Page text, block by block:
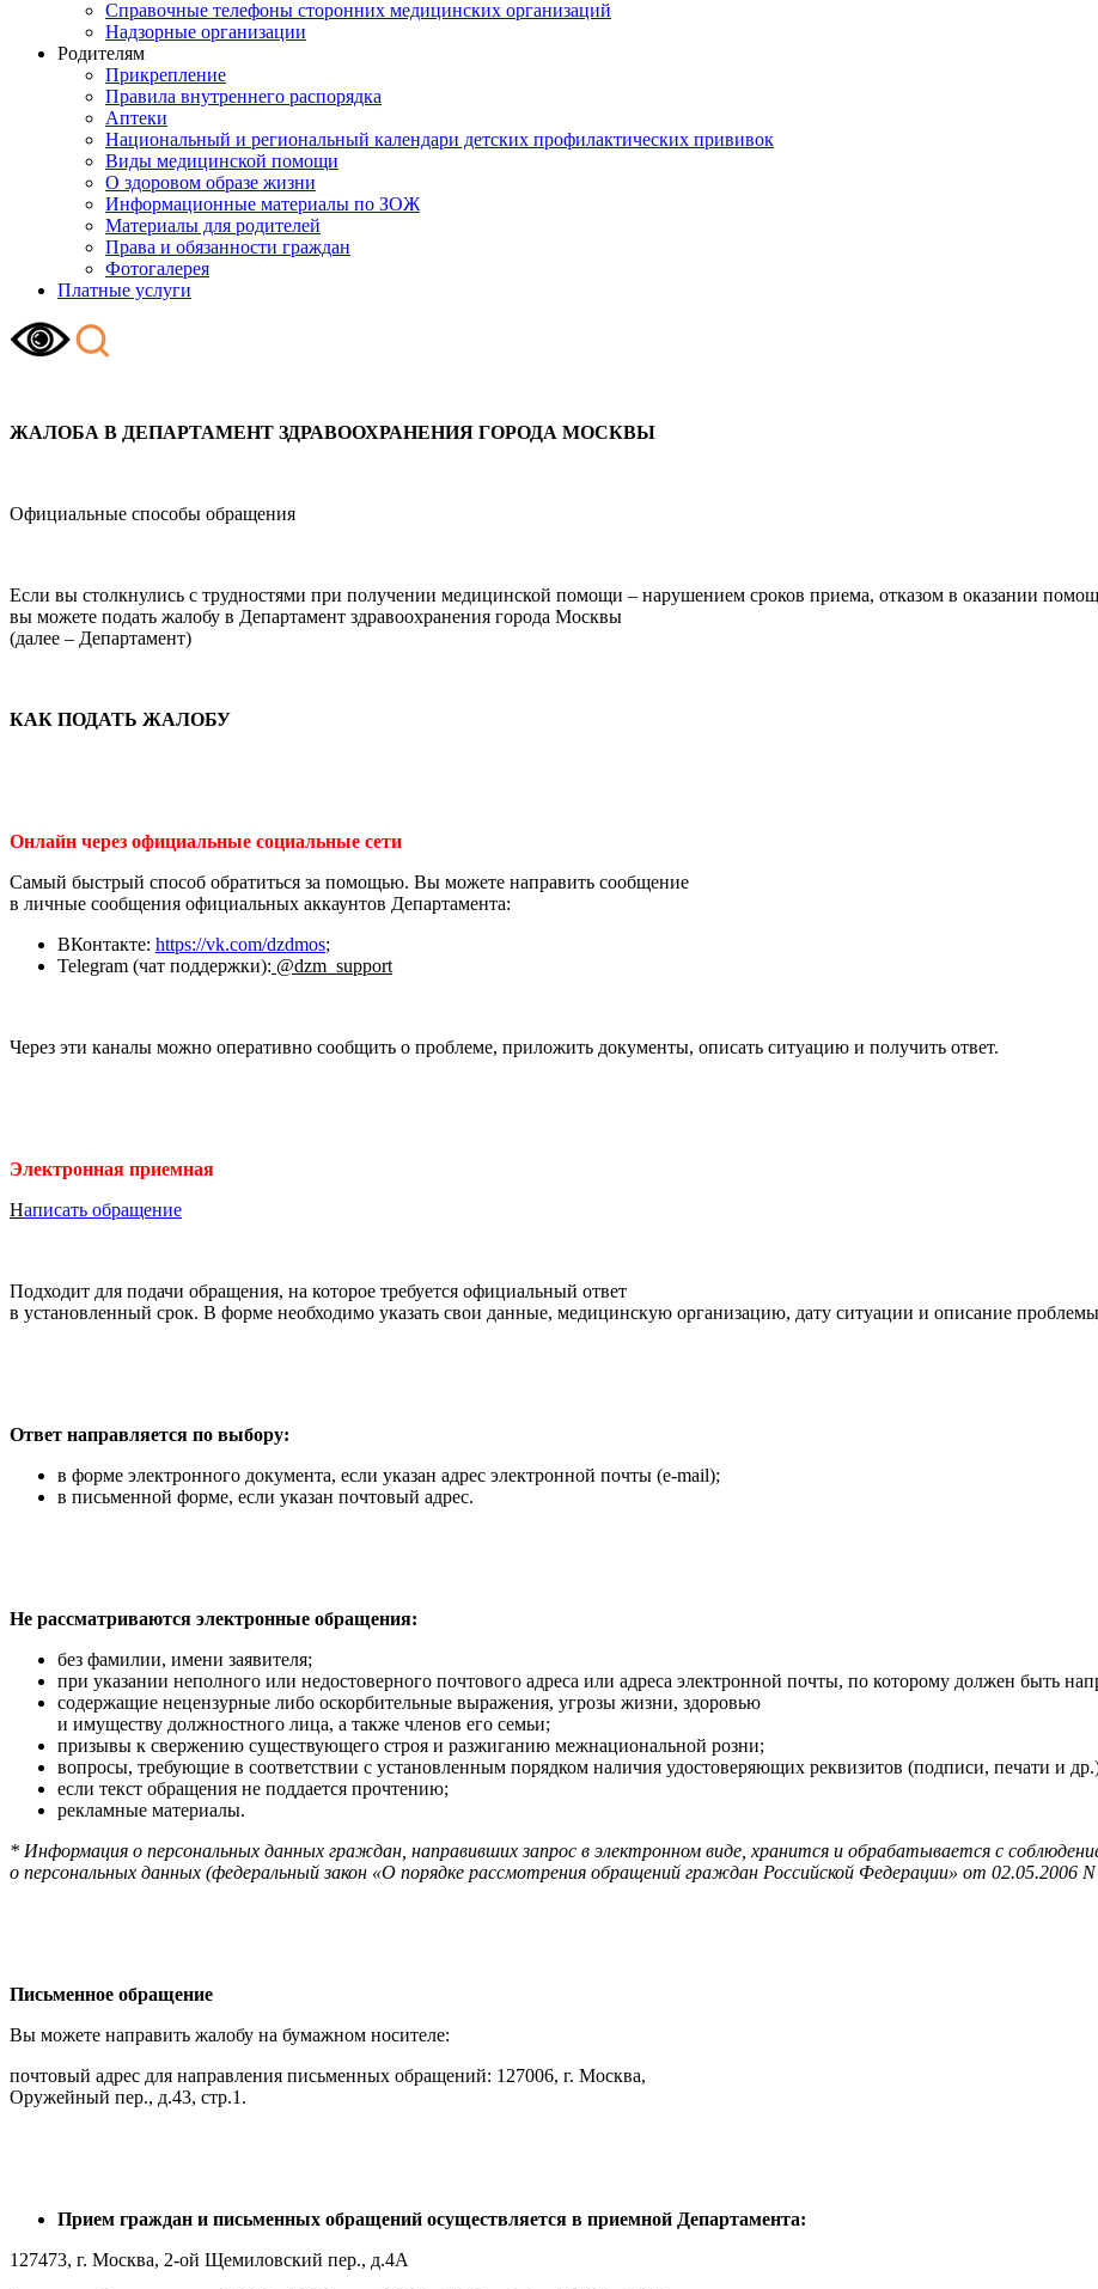
Справочные телефоны сторонних медицинских организаций
Надзорные организации
Родителям
Прикрепление
Правила внутреннего распорядка
Аптеки
Национальный и региональный календари детских профилактических прививок
Виды медицинской помощи
О здоровом образе жизни
Информационные материалы по ЗОЖ
Материалы для родителей
Права и обязанности граждан
Фотогалерея
Платные услуги
ЖАЛОБА В ДЕПАРТАМЕНТ ЗДРАВООХРАНЕНИЯ ГОРОДА МОСКВЫ
Официальные способы обращения
Если вы столкнулись с трудностями при получении медицинской помощи – нарушением сроков приема, отказом в оказании
вы можете подать жалобу в Департамент здравоохранения города Москвы
(далее – Департамент)
КАК ПОДАТЬ ЖАЛОБУ
Онлайн через официальные социальные сети
Самый быстрый способ обратиться за помощью. Вы можете направить сообщение
в личные сообщения официальных аккаунтов Департамента:
ВКонтакте: https://vk.com/dzdmos;
Telegram (чат поддержки): @dzm_support
Через эти каналы можно оперативно сообщить о проблеме, приложить документы, описать ситуацию и получить ответ.
Электронная приемная
Написать обращение
Подходит для подачи обращения, на которое требуется официальный ответ
в установленный срок. В форме необходимо указать свои данные, медицинскую организацию, дату ситуации и описание
Ответ направляется по выбору:
в форме электронного документа, если указан адрес электронной почты (e-mail);
в письменной форме, если указан почтовый адрес.
Не рассматриваются электронные обращения:
без фамилии, имени заявителя;
при указании неполного или недостоверного почтового адреса или адреса электронной почты, по которому должен быть
содержащие нецензурные либо оскорбительные выражения, угрозы жизни, здоровью
и имуществу должностного лица, а также членов его семьи;
призывы к свержению существующего строя и разжиганию межнациональной розни;
вопросы, требующие в соответствии с установленным порядком наличия удостоверяющих реквизитов (подписи, печати и
если текст обращения не поддается прочтению;
рекламные материалы.
* Информация о персональных данных граждан, направивших запрос в электронном виде, хранится и обрабатывается с
о персональных данных (федеральный закон «О порядке рассмотрения обращений граждан Российской Федерации» от 02.05.2006
Письменное обращение
Вы можете направить жалобу на бумажном носителе:
почтовый адрес для направления письменных обращений: 127006, г. Москва,
Оружейный пер., д.43, стр.1.
Прием граждан и письменных обращений осуществляется в приемной Департамента:
127473, г. Москва, 2-ой Щемиловский пер., д.4А